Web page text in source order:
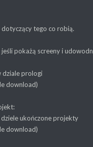
dotyczący tego co robią.
pokażą screeny i
dziale prologi
download)
ukończone projekty
download)